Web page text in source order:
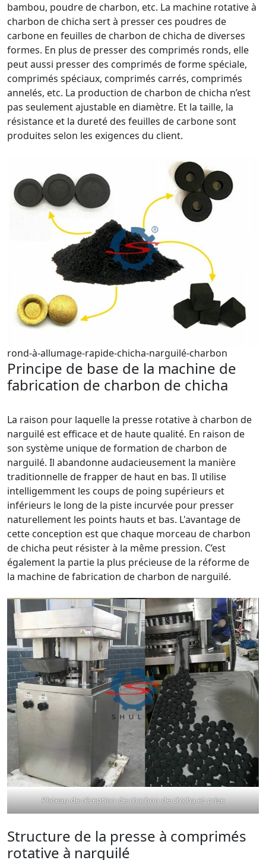
bambou, poudre de charbon, etc. La machine rotative à
charbon de chicha sert à presser ces poudres de
carbone en feuilles de charbon de chicha de diverses
formes. En plus de presser des comprimés ronds, elle
peut aussi presser des comprimés de forme spéciale,
comprimés spéciaux, comprimés carrés, comprimés
annelés, etc. La production de charbon de chicha n’est
pas seulement ajustable en diamètre. Et la taille, la
résistance et la dureté des feuilles de carbone sont
produites selon les exigences du client.
rond-à-allumage-rapide-chicha-narguilé-charbon
Principe de base de la machine de
fabrication de charbon de chicha
La raison pour laquelle la presse rotative à charbon de
narguilé est efficace et de haute qualité. En raison de
son système unique de formation de charbon de
narguilé. Il abandonne audacieusement la manière
traditionnelle de frapper de haut en bas. Il utilise
intelligemment les coups de poing supérieurs et
inférieurs le long de la piste incurvée pour presser
naturellement les points hauts et bas. L'avantage de
cette conception est que chaque morceau de charbon
de chicha peut résister à la même pression. C’est
également la partie la plus précieuse de la réforme de
la machine de fabrication de charbon de narguilé.
Plateau-de-réception-de-charbon-de-chicha-et-prise
Structure de la presse à comprimés
rotative à narguilé